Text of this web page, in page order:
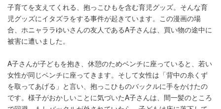
子育てを支えてくれる、抱っこひもを含む育児グッズ。そんな育
児グッズにイタズラをする事件が起きています。この漫画の場
合、ホニャララゆいさんの友人であるA子さんは、買い物の途中に
被害に遭いました。
A子さんが子どもを抱き、休憩のためベンチに座っていると、若い
女性が同じベンチに座ってきます。そして女性は「背中の糸くず
を取ってあげる」と言い、抱っこひものバックルに手をかけたの
です。様子がおかしいことに気づいたA子さんは、間一髪のところ